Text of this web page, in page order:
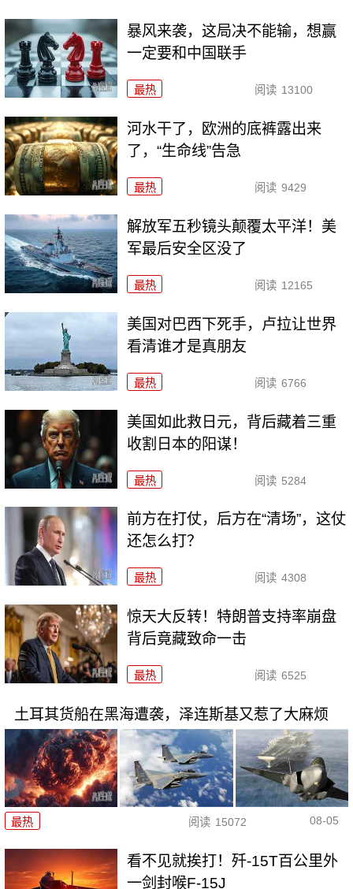
暴风来袭，这局决不能输，想赢
一定要和中国联手
最热 阅读 13100
河水干了，欧洲的底裤露出来
了，“生命线”告急
最热 阅读 9429
解放军五秒镜头颠覆太平洋！美
军最后安全区没了
最热 阅读 12165
美国对巴西下死手，卢拉让世界
看清谁才是真朋友
最热 阅读 6766
美国如此救日元，背后藏着三重
收割日本的阳谋！
最热 阅读 5284
前方在打仗，后方在“清场”，这仗
还怎么打？
最热 阅读 4308
惊天大反转！特朗普支持率崩盘
背后竟藏致命一击
最热 阅读 6525
土耳其货船在黑海遭袭，泽连斯基又惹了大麻烦
最热 阅读 15072 08-05
看不见就挨打！歼-15T百公里外
一剑封喉F-15J